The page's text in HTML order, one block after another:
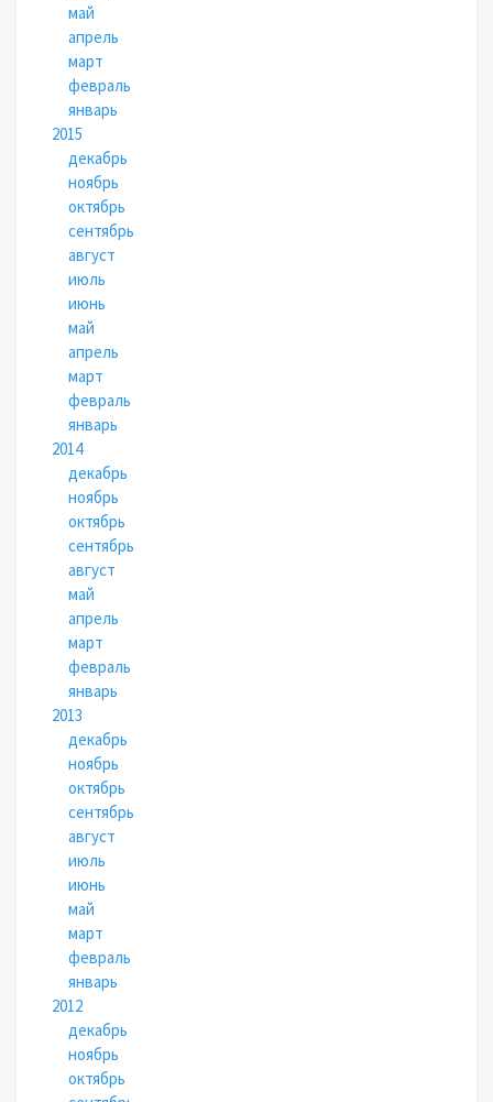
май
апрель
март
февраль
январь
2015
декабрь
ноябрь
октябрь
сентябрь
август
июль
июнь
май
апрель
март
февраль
январь
2014
декабрь
ноябрь
октябрь
сентябрь
август
май
апрель
март
февраль
январь
2013
декабрь
ноябрь
октябрь
сентябрь
август
июль
июнь
май
март
февраль
январь
2012
декабрь
ноябрь
октябрь